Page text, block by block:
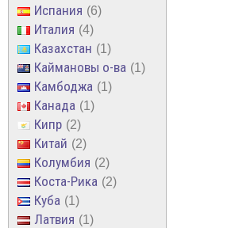
Испания 6
Италия 4
Казахстан 1
Каймановы о-ва 1
Камбоджа 1
Канада 1
Кипр 2
Китай 2
Колумбия 2
Коста-Рика 2
Куба 1
Латвия 1